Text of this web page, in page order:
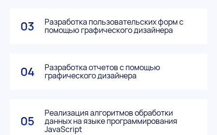
03 Разработка пользовательских форм с
помощью графического дизайнера
04 Разработка отчетов с помощью
графического дизайнера
05
Реализация алгоритмов обработки
данных на языке программирования
JavaScript